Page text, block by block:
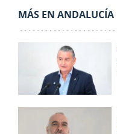
MÁS EN ANDALUCÍA